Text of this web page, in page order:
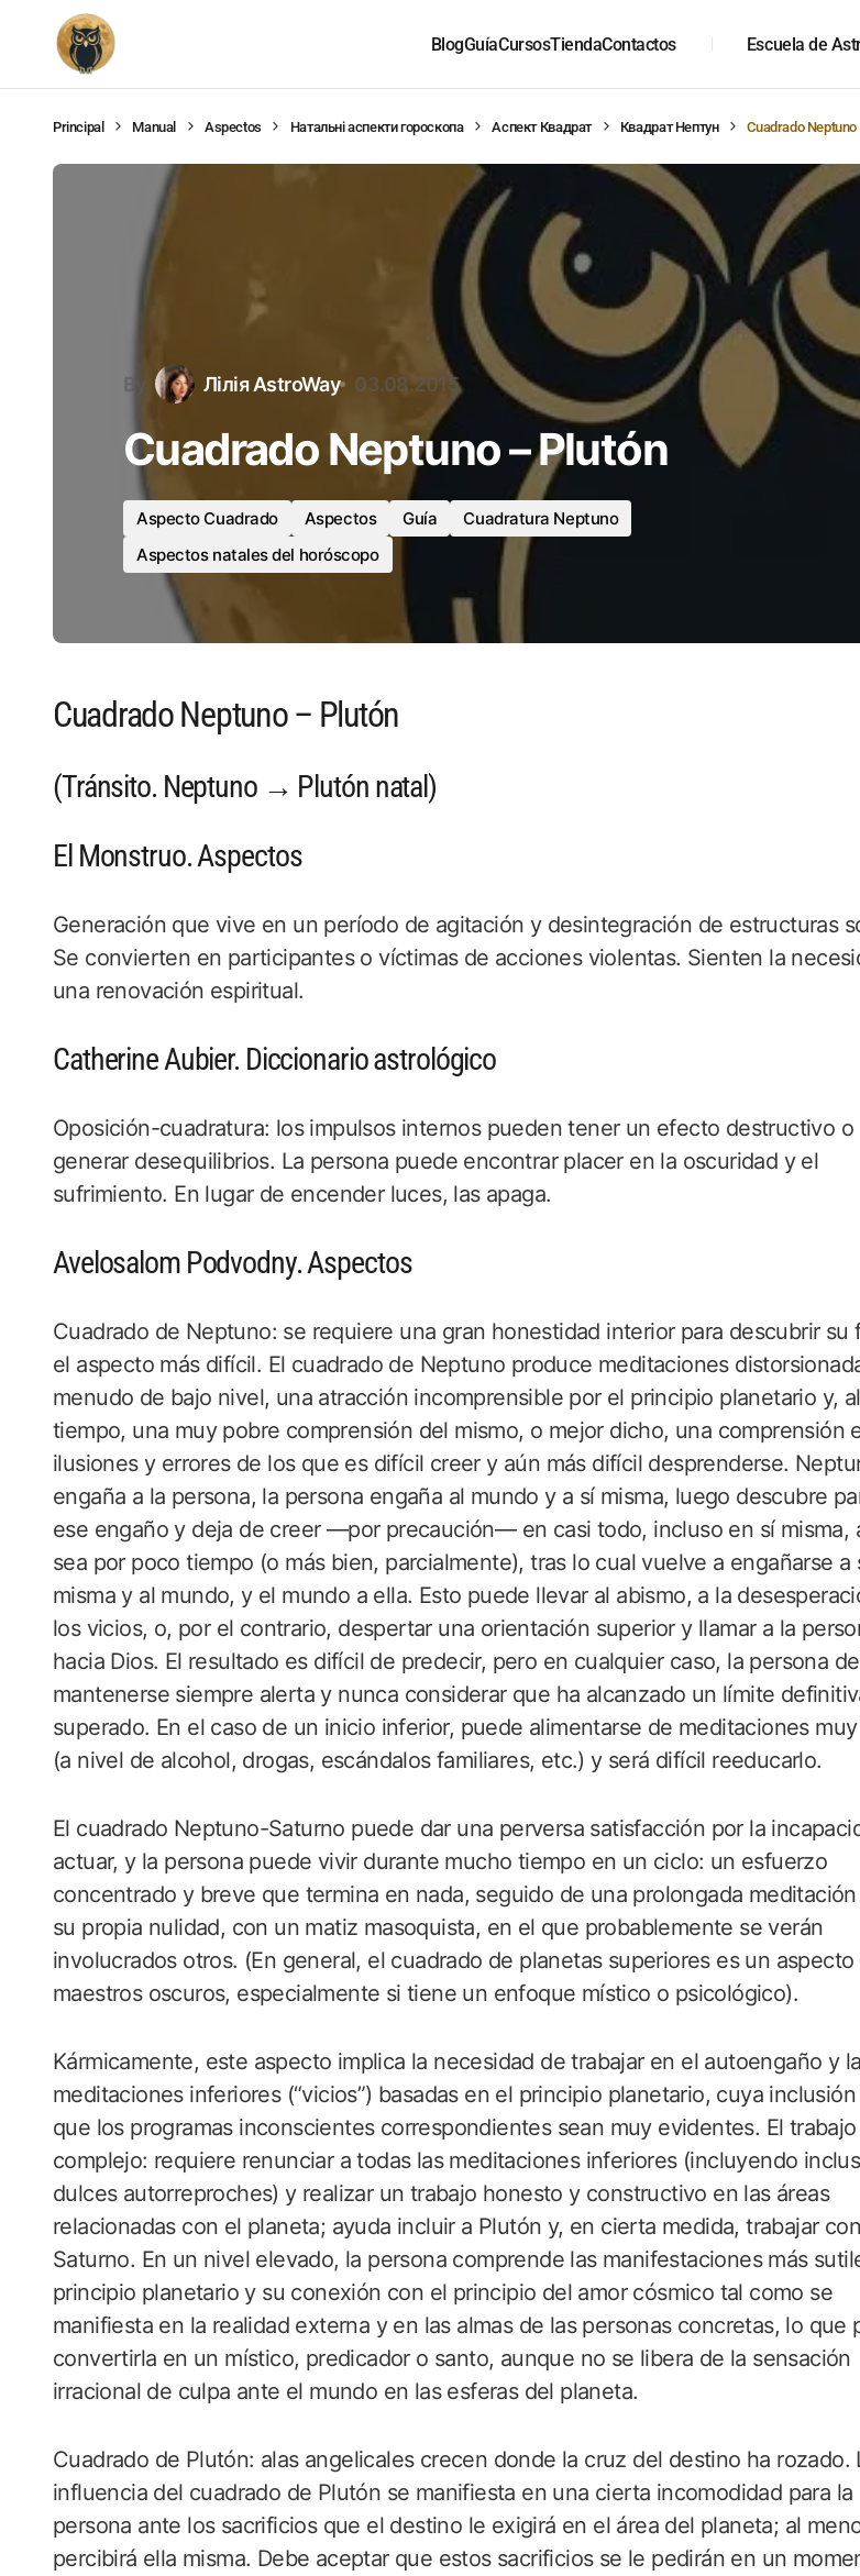
BlogGuíaCursosTiendaContactos Escuela de
Principal Manual Aspectos Натальні аспекти гороскопа Аспект Квадрат Квадрат Нептун Cuadrado Neptuno
By Лілія AstroWay 03.08.2015
Cuadrado Neptuno – Plutón
Aspecto Cuadrado Aspectos Guía
Cuadratura Neptuno
Aspectos natales del horóscopo
Cuadrado Neptuno – Plutón
(Tránsito. Neptuno → Plutón natal)
El Monstruo. Aspectos
Generación que vive en un período de agitación y desintegración de estructuras
Se convierten en participantes o víctimas de acciones violentas. Sienten la
una renovación espiritual.
Catherine Aubier. Diccionario astrológico
Oposición-cuadratura: los impulsos internos pueden tener un efecto destructivo o
generar desequilibrios. La persona puede encontrar placer en la oscuridad y el
sufrimiento. En lugar de encender luces, las apaga.
Avelosalom Podvodny. Aspectos
Cuadrado de Neptuno: se requiere una gran honestidad interior para descubrir su
el aspecto más difícil. El cuadrado de Neptuno produce meditaciones
menudo de bajo nivel, una atracción incomprensible por el principio planetario y,
tiempo, una muy pobre comprensión del mismo, o mejor dicho, una comprensión
ilusiones y errores de los que es difícil creer y aún más difícil desprenderse.
engaña a la persona, la persona engaña al mundo y a sí misma, luego descubre
ese engaño y deja de creer —por precaución— en casi todo, incluso en sí misma,
sea por poco tiempo (o más bien, parcialmente), tras lo cual vuelve a engañarse a
misma y al mundo, y el mundo a ella. Esto puede llevar al abismo, a la
los vicios, o, por el contrario, despertar una orientación superior y llamar a la
hacia Dios. El resultado es difícil de predecir, pero en cualquier caso, la persona
mantenerse siempre alerta y nunca considerar que ha alcanzado un límite
superado. En el caso de un inicio inferior, puede alimentarse de meditaciones
(a nivel de alcohol, drogas, escándalos familiares, etc.) y será difícil reeducarlo.
El cuadrado Neptuno-Saturno puede dar una perversa satisfacción por la
actuar, y la persona puede vivir durante mucho tiempo en un ciclo: un esfuerzo
concentrado y breve que termina en nada, seguido de una prolongada
su propia nulidad, con un matiz masoquista, en el que probablemente se verán
involucrados otros. (En general, el cuadrado de planetas superiores es un aspecto
maestros oscuros, especialmente si tiene un enfoque místico o psicológico).
Kármicamente, este aspecto implica la necesidad de trabajar en el autoengaño y
meditaciones inferiores (“vicios”) basadas en el principio planetario, cuya
que los programas inconscientes correspondientes sean muy evidentes. El
complejo: requiere renunciar a todas las meditaciones inferiores (incluyendo
dulces autorreproches) y realizar un trabajo honesto y constructivo en las áreas
relacionadas con el planeta; ayuda incluir a Plutón y, en cierta medida, trabajar con
Saturno. En un nivel elevado, la persona comprende las manifestaciones más
principio planetario y su conexión con el principio del amor cósmico tal como se
manifiesta en la realidad externa y en las almas de las personas concretas, lo que
convertirla en un místico, predicador o santo, aunque no se libera de la sensación
irracional de culpa ante el mundo en las esferas del planeta.
Cuadrado de Plutón: alas angelicales crecen donde la cruz del destino ha rozado.
influencia del cuadrado de Plutón se manifiesta en una cierta incomodidad para la
persona ante los sacrificios que el destino le exigirá en el área del planeta; al
percibirá ella misma. Debe aceptar que estos sacrificios se le pedirán en un